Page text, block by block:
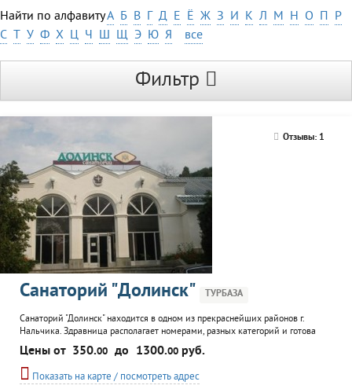
Найти по алфавитуА Б В Г Д Е Ё Ж З И К Л М Н О П Р
С Т У Ф Х Ц Ч Ш Щ Э Ю Я все
Фильтр
Отзывы: 1
Санаторий "Долинск" ТУРБАЗА
Санаторий "Долинск" находится в одном из прекраснейших районов г.
Нальчика. Здравница располагает номерами, разных категорий и готова
принять до 700 человек. На сегодняшний день медицинский профиль
санатория "Долинск" направлен на лечение взрослых, так и детей. Отдых
насыщен различного рода процедурами, развлечениями, мероприятиями. В
санатории созданы все условия для отдыха:...
Цены от 350.00 до 1300.00 руб.
Показать на карте / посмотреть адрес